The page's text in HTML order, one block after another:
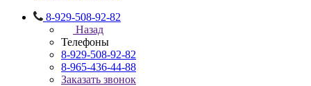
8-929-508-92-82
Назад
Телефоны
8-929-508-92-82
8-965-436-44-88
Заказать звонок